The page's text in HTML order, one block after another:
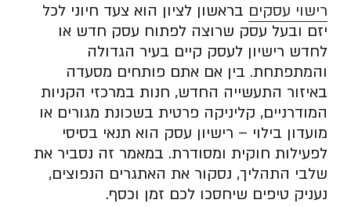
רישוי עסקים בראשון לציון הוא צעד חיוני לכל
יזם ובעל עסק שרוצה לפתוח עסק חדש או
לחדש רישיון לעסק קיים בעיר הגדולה
והמתפתחת. בין אם אתם פותחים מסעדה
באיזור התעשייה החדש, חנות במרכזי הקניות
המודרניים, קליניקה פרטית בשכונת מגורים או
מועדון בילוי – רישיון עסק הוא תנאי בסיסי
לפעילות חוקית ומסודרת. במאמר זה נסביר את
שלבי התהליך, נסקור את האתגרים הנפוצים,
נעניק טיפים שיחסכו לכם זמן וכסף.